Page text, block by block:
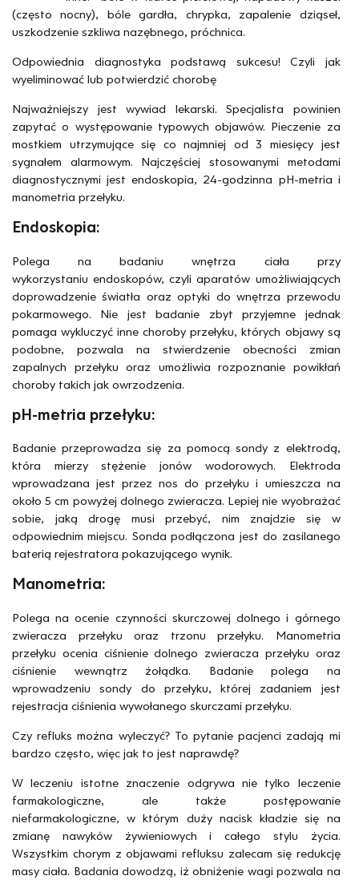
(często nocny), bóle gardła, chrypka, zapalenie dziąseł,
uszkodzenie szkliwa nazębnego, próchnica.
Odpowiednia diagnostyka podstawą sukcesu! Czyli jak
wyeliminować lub potwierdzić chorobę
Najważniejszy jest wywiad lekarski. Specjalista powinien
zapytać o występowanie typowych objawów. Pieczenie za
mostkiem utrzymujące się co najmniej od 3 miesięcy jest
sygnałem alarmowym. Najczęściej stosowanymi metodami
diagnostycznymi jest endoskopia, 24-godzinna pH-metria i
manometria przełyku.
Endoskopia:
Polega na badaniu wnętrza ciała przy
wykorzystaniu endoskopów, czyli aparatów umożliwiających
doprowadzenie światła oraz optyki do wnętrza przewodu
pokarmowego. Nie jest badanie zbyt przyjemne jednak
pomaga wykluczyć inne choroby przełyku, których objawy są
podobne, pozwala na stwierdzenie obecności zmian
zapalnych przełyku oraz umożliwia rozpoznanie powikłań
choroby takich jak owrzodzenia.
pH-metria przełyku:
Badanie przeprowadza się za pomocą sondy z elektrodą,
która mierzy stężenie jonów wodorowych. Elektroda
wprowadzana jest przez nos do przełyku i umieszcza na
około 5 cm powyżej dolnego zwieracza. Lepiej nie wyobrażać
sobie, jaką drogę musi przebyć, nim znajdzie się w
odpowiednim miejscu. Sonda podłączona jest do zasilanego
baterią rejestratora pokazującego wynik.
Manometria:
Polega na ocenie czynności skurczowej dolnego i górnego
zwieracza przełyku oraz trzonu przełyku. Manometria
przełyku ocenia ciśnienie dolnego zwieracza przełyku oraz
ciśnienie wewnątrz żołądka. Badanie polega na
wprowadzeniu sondy do przełyku, której zadaniem jest
rejestracja ciśnienia wywołanego skurczami przełyku.
Czy refluks można wyleczyć? To pytanie pacjenci zadają mi
bardzo często, więc jak to jest naprawdę?
W leczeniu istotne znaczenie odgrywa nie tylko leczenie
farmakologiczne, ale także postępowanie
niefarmakologiczne, w którym duży nacisk kładzie się na
zmianę nawyków żywieniowych i całego stylu życia.
Wszystkim chorym z objawami refluksu zalecam się redukcję
masy ciała. Badania dowodzą, iż obniżenie wagi pozwala na